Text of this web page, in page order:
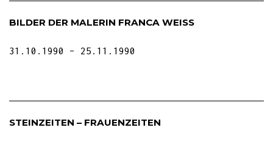
BILDER DER MALERIN FRANCA WEISS
31.10.1990 25.11.1990
STEINZEITEN – FRAUENZEITEN